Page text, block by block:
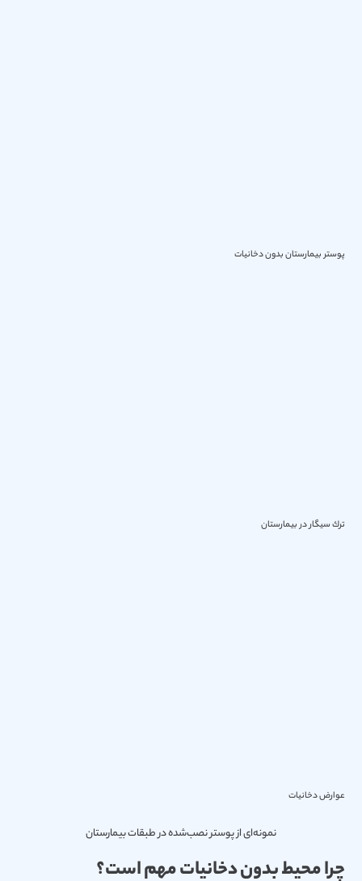
پوستر بیمارستان بدون دخانیات
ترك سیگار در بیمارستان
عوارض دخانیات
نمونه‌ای از پوستر نصب‌شده در طبقات بیمارستان
چرا محیط بدون دخانیات مهم است؟